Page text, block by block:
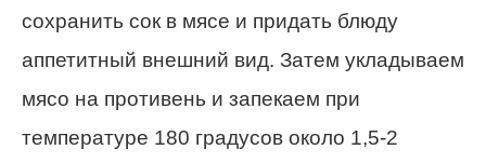
сохранить сок в мясе и придать блюду
аппетитный внешний вид. Затем укладываем
мясо на противень и запекаем при
температуре 180 градусов около 1,5-2